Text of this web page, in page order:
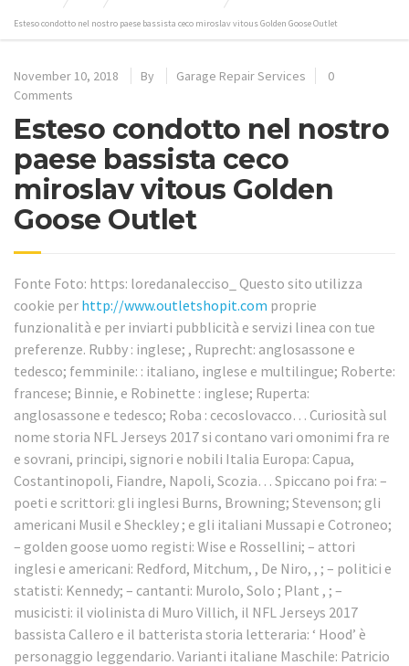
Esteso condotto nel nostro paese bassista ceco miroslav vitous Golden Goose Outlet
November 10, 2018 By Garage Repair Services
0
Comments
Esteso condotto nel nostro
paese bassista ceco
miroslav vitous Golden
Goose Outlet
Fonte Foto: https: loredanalecciso_ Questo sito utilizza
cookie per http://www.outletshopit.com proprie
funzionalità e per inviarti pubblicità e servizi linea con tue
preferenze. Rubby : inglese; , Ruprecht: anglosassone e
tedesco; femminile: : italiano, inglese e multilingue; Roberte:
francese; Binnie, e Robinette : inglese; Ruperta:
anglosassone e tedesco; Roba : cecoslovacco… Curiosità sul
nome storia NFL Jerseys 2017 si contano vari omonimi fra re
e sovrani, principi, signori e nobili Italia Europa: Capua,
Costantinopoli, Fiandre, Napoli, Scozia… Spiccano poi fra: –
poeti e scrittori: gli inglesi Burns, Browning; Stevenson; gli
americani Musil e Sheckley ; e gli italiani Mussapi e Cotroneo;
– golden goose uomo registi: Wise e Rossellini; – attori
inglesi e americani: Redford, Mitchum, , De Niro, , ; – politici e
statisti: Kennedy; – cantanti: Murolo, Solo ; Plant , ; –
musicisti: il violinista di Muro Villich, il NFL Jerseys 2017
bassista Callero e il batterista storia letteraria: ‘ Hood’ è
personaggio leggendario. Varianti italiane Maschile: Patricio